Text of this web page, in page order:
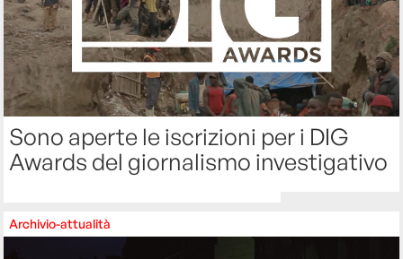
Sono aperte le iscrizioni per i DIG
Awards del giornalismo investigativo
Archivio-attualità